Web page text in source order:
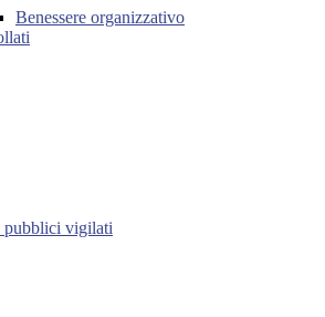
Benessere organizzativo
pubblici vigilati